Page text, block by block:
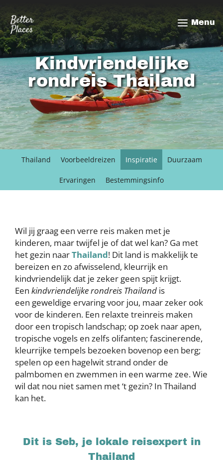
en
naar
de
inhoud
gaan
Kindvriendelijke
rondreis Thailand
Menu
Thailand Voorbeeldreizen Inspiratie Duurzaam
Ervaringen Bestemmingsinfo
Wil jij graag een verre reis maken met je
kinderen, maar twijfel je of dat wel kan? Ga met
het gezin naarThailand! Dit land is makkelijk te
bereizen en zo afwisselend, kleurrijk en
kindvriendelijk dat je zeker geen spijt krijgt.
Een kindvriendelijke rondreis Thailand is
een geweldige ervaring voor jou, maar zeker ook
voor de kinderen. Een relaxte treinreis maken
door een tropisch landschap; op zoek naar apen,
tropische vogels en zelfs olifanten; fascinerende,
kleurrijke tempels bezoeken bovenop een berg;
spelen op een hagelwit strand onder de
palmbomen en zwemmen in een warme zee. Wie
wil dat nou niet samen met ‘t gezin? In Thailand
kan het.
Dit is Seb, je lokale reisexpert in
Thailand